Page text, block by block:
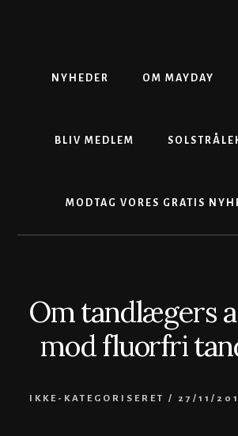
NYHEDER OM MAYDAY
BLIV MEDLEM
MODTAG VORES GRATIS
Om tandlægers
mod fluorfri
IKKE-KATEGORISERET / 27/11/